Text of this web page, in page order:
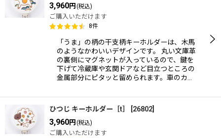
3,960円 (税込)
ご購入いただけます
8件
「うま」の柄の干支柄キーホルダーは、木馬
のようなかわいいデザインです。 丸い文庫革
の裏側にマグネットが入っているので、鍵を
下げて冷蔵庫や玄関ドアなど目立つところの
金属部分にピタッと留められます。車のカ…
ひつじ キーホルダー［t］ [26802]
3,960円(税込)
ご購入いただけます